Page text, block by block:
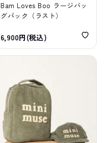
Bam Loves Boo ラージバッ
グパック（ラスト）
6,900円(税込)